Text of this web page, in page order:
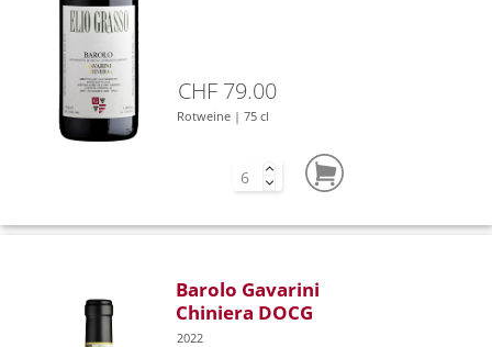
CHF 79.00
Rotweine | 75 cl
Barolo Gavarini
Chiniera DOCG
2022